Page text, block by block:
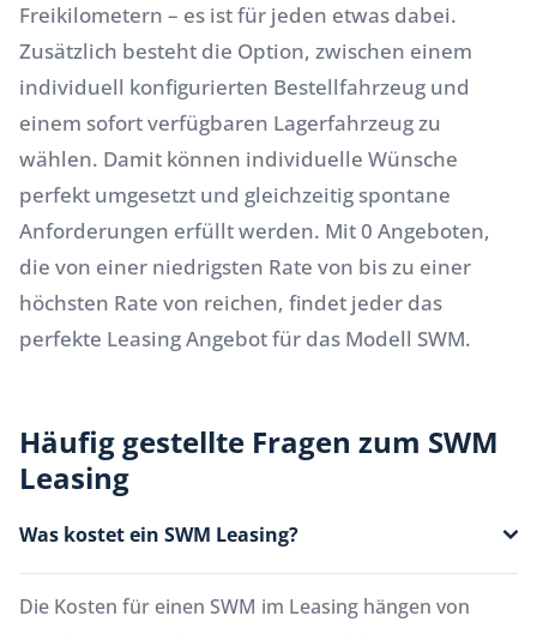
Freikilometern – es ist für jeden etwas dabei.
Zusätzlich besteht die Option, zwischen einem
individuell konfigurierten Bestellfahrzeug und
einem sofort verfügbaren Lagerfahrzeug zu
wählen. Damit können individuelle Wünsche
perfekt umgesetzt und gleichzeitig spontane
Anforderungen erfüllt werden. Mit 0 Angeboten,
die von einer niedrigsten Rate von bis zu einer
höchsten Rate von reichen, findet jeder das
perfekte Leasing Angebot für das Modell SWM.
Häufig gestellte Fragen zum SWM
Leasing
Was kostet ein SWM Leasing?
Die Kosten für einen SWM im Leasing hängen von